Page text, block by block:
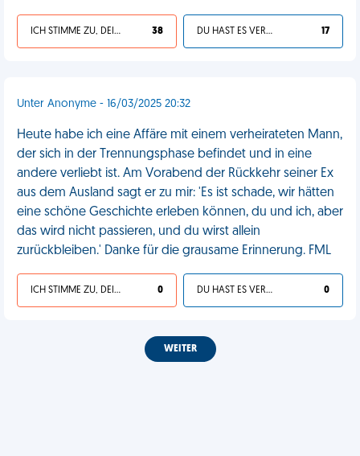
ICH STIMME ZU, DEIN LEBEN IST SCHEISSE 38 DU HAST ES VERDIENT 17
Unter Anonyme - 16/03/2025 20:32
Heute habe ich eine Affäre mit einem verheirateten Mann,
der sich in der Trennungsphase befindet und in eine
andere verliebt ist. Am Vorabend der Rückkehr seiner Ex
aus dem Ausland sagt er zu mir: 'Es ist schade, wir hätten
eine schöne Geschichte erleben können, du und ich, aber
das wird nicht passieren, und du wirst allein
zurückbleiben.' Danke für die grausame Erinnerung. FML
ICH STIMME ZU, DEIN LEBEN IST SCHEISSE 0 DU HAST ES VERDIENT 0
WEITER